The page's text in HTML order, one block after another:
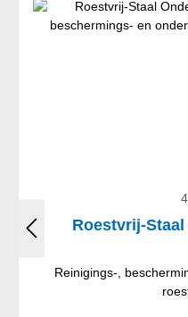
Roestvrij-
Reinigings-,